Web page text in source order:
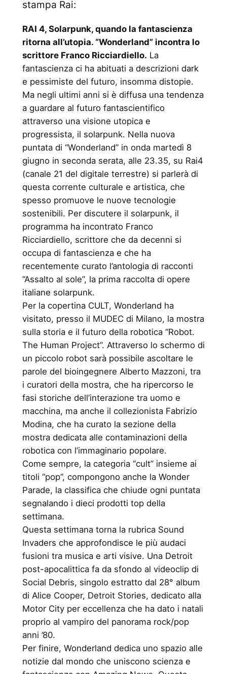
stampa Rai:
RAI 4, Solarpunk, quando la fantascienza
ritorna all’utopia. “Wonderland” incontra lo
scrittore Franco Ricciardiello. La
fantascienza ci ha abituati a descrizioni dark
e pessimiste del futuro, insomma distopie.
Ma negli ultimi anni si è diffusa una tendenza
a guardare al futuro fantascientifico
attraverso una visione utopica e
progressista, il solarpunk. Nella nuova
puntata di “Wonderland” in onda martedì 8
giugno in seconda serata, alle 23.35, su Rai4
(canale 21 del digitale terrestre) si parlerà di
questa corrente culturale e artistica, che
spesso promuove le nuove tecnologie
sostenibili. Per discutere il solarpunk, il
programma ha incontrato Franco
Ricciardiello, scrittore che da decenni si
occupa di fantascienza e che ha
recentemente curato l’antologia di racconti
“Assalto al sole”, la prima raccolta di opere
italiane solarpunk.
Per la copertina CULT, Wonderland ha
visitato, presso il MUDEC di Milano, la mostra
sulla storia e il futuro della robotica “Robot.
The Human Project”. Attraverso lo schermo di
un piccolo robot sarà possibile ascoltare le
parole del bioingegnere Alberto Mazzoni, tra
i curatori della mostra, che ha ripercorso le
fasi storiche dell’interazione tra uomo e
macchina, ma anche il collezionista Fabrizio
Modina, che ha curato la sezione della
mostra dedicata alle contaminazioni della
robotica con l’immaginario popolare.
Come sempre, la categoria “cult” insieme ai
titoli “pop”, compongono anche la Wonder
Parade, la classifica che chiude ogni puntata
segnalando i dieci prodotti top della
settimana.
Questa settimana torna la rubrica Sound
Invaders che approfondisce le più audaci
fusioni tra musica e arti visive. Una Detroit
post-apocalittica fa da sfondo al videoclip di
Social Debris, singolo estratto dal 28° album
di Alice Cooper, Detroit Stories, dedicato alla
Motor City per eccellenza che ha dato i natali
proprio al vampiro del panorama rock/pop
anni ’80.
Per finire, Wonderland dedica uno spazio alle
notizie dal mondo che uniscono scienza e